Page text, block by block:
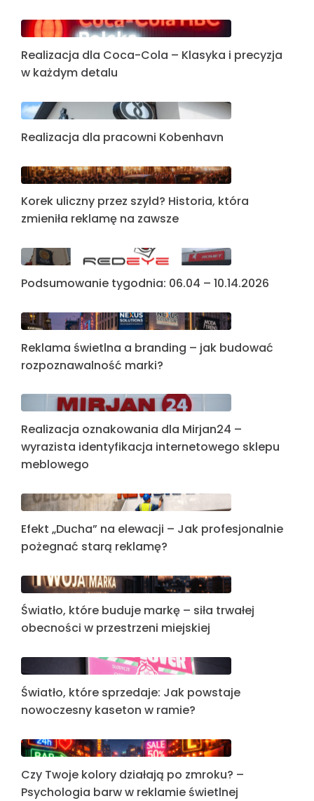
Realizacja dla Coca-Cola – Klasyka i precyzja
w każdym detalu
Realizacja dla pracowni Kobenhavn
Korek uliczny przez szyld? Historia, która
zmieniła reklamę na zawsze
Podsumowanie tygodnia: 06.04 – 10.14.2026
Reklama świetlna a branding – jak budować
rozpoznawalność marki?
Realizacja oznakowania dla Mirjan24 –
wyrazista identyfikacja internetowego sklepu
meblowego
Efekt „Ducha” na elewacji – Jak profesjonalnie
pożegnać starą reklamę?
Światło, które buduje markę – siła trwałej
obecności w przestrzeni miejskiej
Światło, które sprzedaje: Jak powstaje
nowoczesny kaseton w ramie?
Czy Twoje kolory działają po zmroku? –
Psychologia barw w reklamie świetlnej